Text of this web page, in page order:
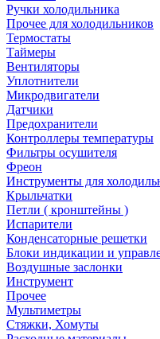
Ручки холодильника
Прочее для холодильников
Термостаты
Таймеры
Вентиляторы
Уплотнители
Микродвигатели
Датчики
Предохранители
Контроллеры температуры
Фильтры осушителя
Фреон
Инструменты для
Крыльчатки
Петли ( кронштейны )
Испарители
Конденсаторные решетки
Блоки индикации и
Воздушные заслонки
Инструмент
Прочее
Мультиметры
Стяжки, Хомуты